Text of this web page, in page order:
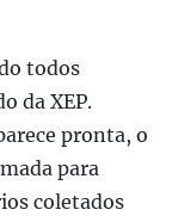
todos
da XEP.
pronta, o
para
coletados